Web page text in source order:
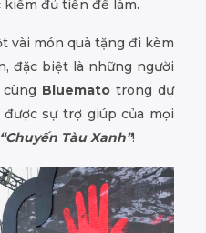
đủ tiền để làm.
vài món quà tặng đi kèm
đặc biệt là những người
Bluemato trong dự
sự trợ giúp của mọi
Tàu Xanh”!